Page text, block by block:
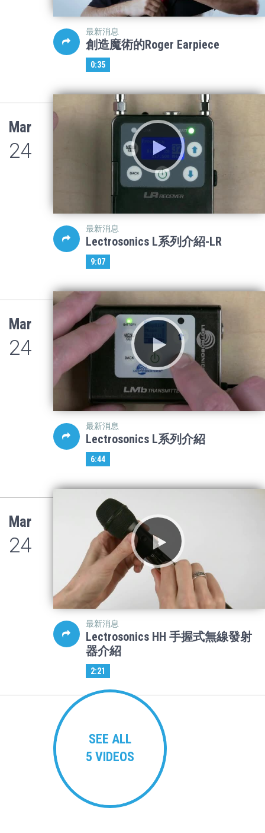
最新消息
創造魔術的Roger Earpiece
0:35
Mar
24
最新消息
Lectrosonics L系列介紹-LR
9:07
Mar
24
最新消息
Lectrosonics L系列介紹
6:44
Mar
24
最新消息
Lectrosonics HH 手握式無線發射
器介紹
2:21
SEE ALL
5 VIDEOS